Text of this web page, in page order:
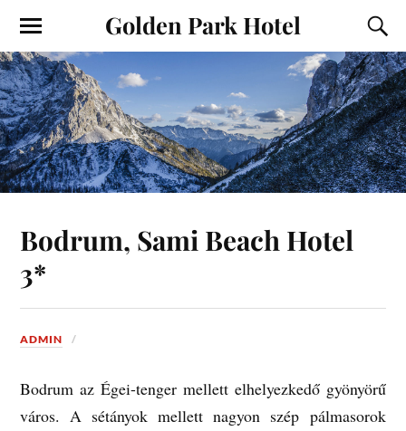
Golden Park Hotel
Bodrum, Sami Beach Hotel
3*
ADMIN
Bodrum az Égei-tenger mellett elhelyezkedő gyönyörű
város. A sétányok mellett nagyon szép pálmasorok